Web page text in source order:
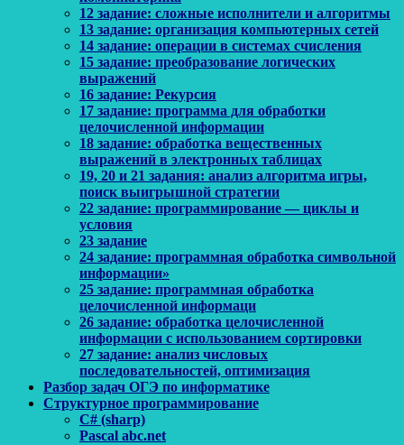
12 задание: сложные исполнители и алгоритмы
13 задание: организация компьютерных сетей
14 задание: операции в системах счисления
15 задание: преобразование логических
выражений
16 задание: Рекурсия
17 задание: программа для обработки
целочисленной информации
18 задание: обработка вещественных
выражений в электронных таблицах
19, 20 и 21 задания: анализ алгоритма игры,
поиск выигрышной стратегии
22 задание: программирование — циклы и
условия
23 задание
24 задание: программная обработка символьной
информации»
25 задание: программная обработка
целочисленной информаци
26 задание: обработка целочисленной
информации с использованием сортировки
27 задание: анализ числовых
последовательностей, оптимизация
Разбор задач ОГЭ по информатике
Структурное программирование
C# (sharp)
Pascal abc.net